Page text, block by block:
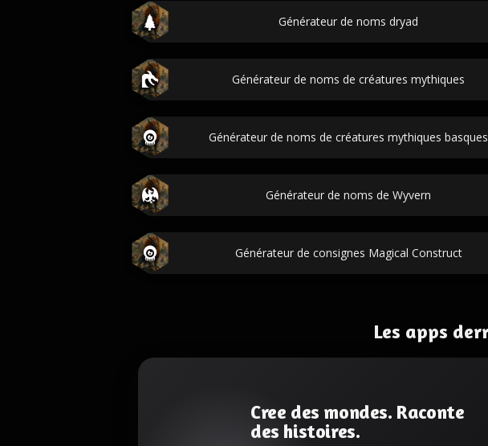
Générateur de noms dryad
Générateur de noms de créatures mythiques
Générateur de noms de créatures mythiques basques
Générateur de noms de Wyvern
Générateur de consignes Magical Construct
Les apps
Cree des mondes. Raconte
des histoires.